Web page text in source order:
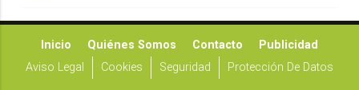
Inicio Quiénes Somos Contacto
Publicidad
Aviso Legal
Cookies Seguridad Protección De Datos